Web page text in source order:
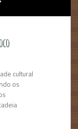
cultural
os